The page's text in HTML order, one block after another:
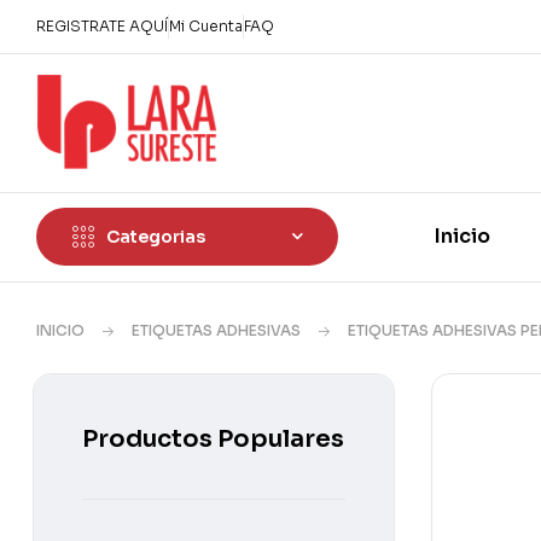
REGISTRATE AQUÍ Mi Cuenta FAQ
Categorias Inicio
INICIO ETIQUETAS ADHESIVAS ETIQUETAS ADHESIVAS
Productos Populares